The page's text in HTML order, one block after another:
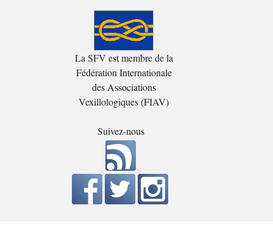
La SFV est membre de la
Fédération Internationale
des Associations
Vexillologiques (FIAV)
Suivez-nous